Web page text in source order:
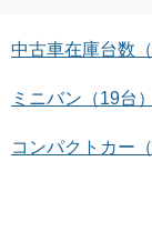
中古車在庫台数 （
ミニバン （19台）
コンパクトカー （